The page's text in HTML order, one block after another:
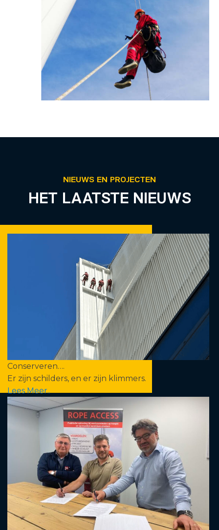
NIEUWS EN PROJECTEN
HET LAATSTE NIEUWS
Conserveren….
Er zijn schilders, en er zijn klimmers.
Lees Meer..